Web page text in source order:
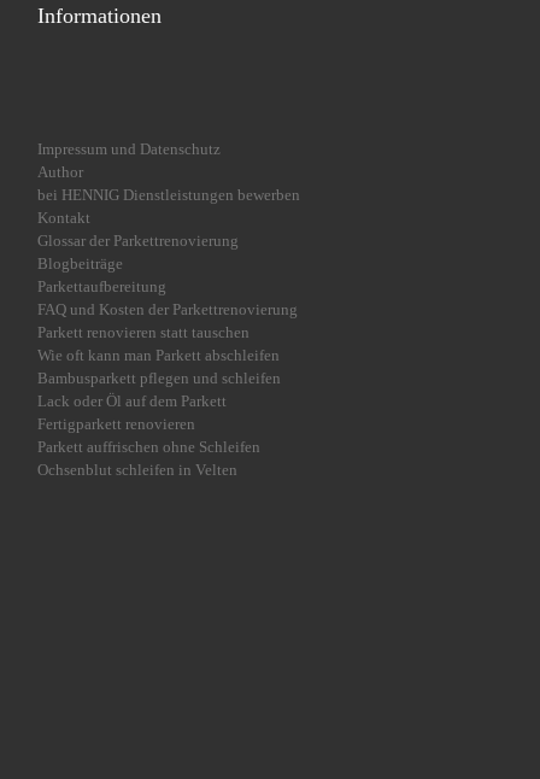
Informationen
Impressum und Datenschutz
Author
bei HENNIG Dienstleistungen bewerben
Kontakt
Glossar der Parkettrenovierung
Blogbeiträge
Parkettaufbereitung
FAQ und Kosten der Parkettrenovierung
Parkett renovieren statt tauschen
Wie oft kann man Parkett abschleifen
Bambusparkett pflegen und schleifen
Lack oder Öl auf dem Parkett
Fertigparkett renovieren
Parkett auffrischen ohne Schleifen
Ochsenblut schleifen in Velten